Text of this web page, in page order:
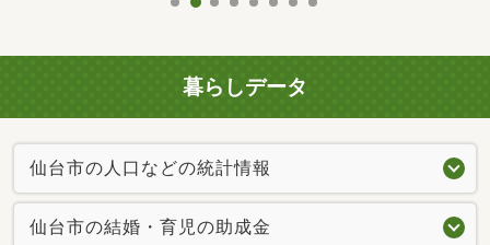
暮らしデータ
仙台市の人口などの統計情報
仙台市の結婚・育児の助成金